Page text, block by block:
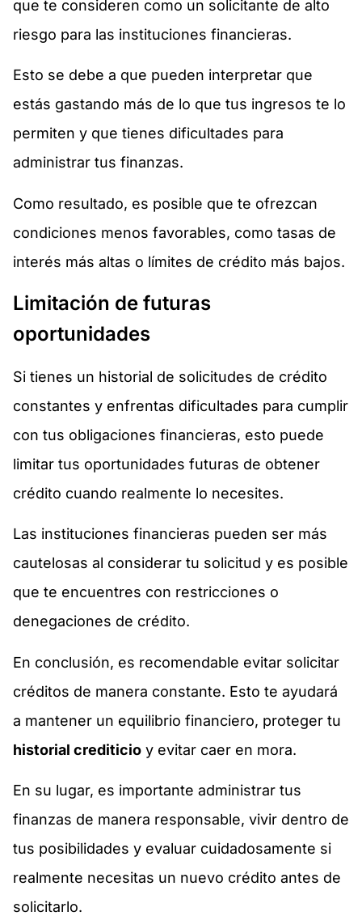
que te consideren como un solicitante de alto
riesgo para las instituciones financieras.
Esto se debe a que pueden interpretar que
estás gastando más de lo que tus ingresos te lo
permiten y que tienes dificultades para
administrar tus finanzas.
Como resultado, es posible que te ofrezcan
condiciones menos favorables, como tasas de
interés más altas o límites de crédito más bajos.
Limitación de futuras
oportunidades
Si tienes un historial de solicitudes de crédito
constantes y enfrentas dificultades para cumplir
con tus obligaciones financieras, esto puede
limitar tus oportunidades futuras de obtener
crédito cuando realmente lo necesites.
Las instituciones financieras pueden ser más
cautelosas al considerar tu solicitud y es posible
que te encuentres con restricciones o
denegaciones de crédito.
En conclusión, es recomendable evitar solicitar
créditos de manera constante. Esto te ayudará
a mantener un equilibrio financiero, proteger tu
historial crediticio y evitar caer en mora.
En su lugar, es importante administrar tus
finanzas de manera responsable, vivir dentro de
tus posibilidades y evaluar cuidadosamente si
realmente necesitas un nuevo crédito antes de
solicitarlo.